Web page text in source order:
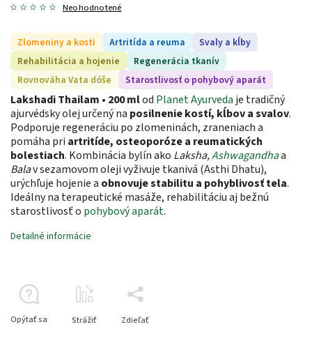
Neohodnotené
Zlomeniny a kosti Artritída a reuma
Svaly a kĺby
Rehabilitácia a hojenie
Regenerácia tkanív
Rovnováha Vata dóše
Starostlivosť o pohybový aparát
Lakshadi Thailam • 200 mlod Planet Ayurveda je tradičný
ajurvédsky olej určený na posilnenie kostí, kĺbov a svalov.
Podporuje regeneráciu po zlomeninách, zraneniach a
pomáha pri artritíde, osteoporóze a reumatických
bolestiach. Kombinácia bylín ako Laksha,Ashwagandhaa
Balav sezamovom oleji vyživuje tkanivá (Asthi Dhatu),
urýchľuje hojenie a obnovuje stabilitu a pohyblivosť tela.
Ideálny na terapeutické masáže, rehabilitáciu aj bežnú
starostlivosť o pohybový aparát.
Detailné informácie
Opýtať sa Strážiť Zdieľať